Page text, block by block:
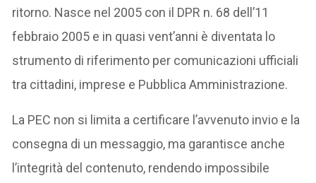
ritorno. Nasce nel 2005 con il DPR n. 68 dell’11
febbraio 2005 e in quasi vent’anni è diventata lo
strumento di riferimento per comunicazioni ufficiali
tra cittadini, imprese e Pubblica Amministrazione.
La PEC non si limita a certificare l’avvenuto invio e la
consegna di un messaggio, ma garantisce anche
l’integrità del contenuto, rendendo impossibile